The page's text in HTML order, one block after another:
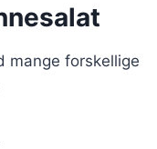
mange forskellige